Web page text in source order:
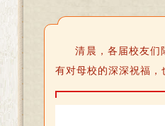
清晨，各届校友们
有对母校的深深祝福